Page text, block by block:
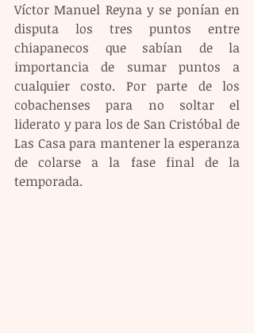
Víctor Manuel Reyna y se ponían en
disputa los tres puntos entre
chiapanecos que sabían de la
importancia de sumar puntos a
cualquier costo. Por parte de los
cobachenses para no soltar el
liderato y para los de San Cristóbal de
Las Casa para mantener la esperanza
de colarse a la fase final de la
temporada.